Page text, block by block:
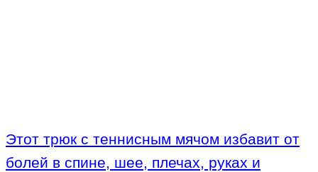
Этот трюк с теннисным мячом избавит от
болей в спине, шее, плечах, руках и